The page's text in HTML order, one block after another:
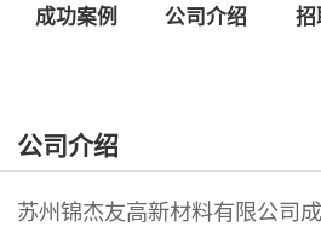
成功案例 公司介绍 招
公司介绍
苏州锦杰友高新材料有限公司